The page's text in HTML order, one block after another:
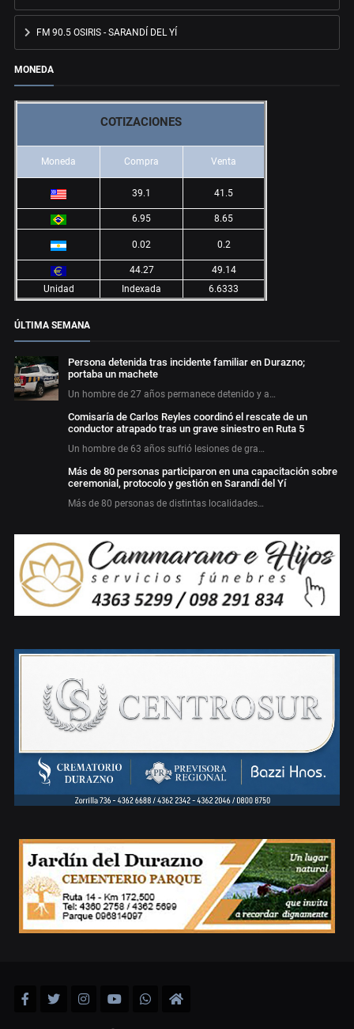
FM 90.5 OSIRIS - SARANDÍ DEL YÍ
MONEDA
COTIZACIONES
Moneda Compra Venta
39.1 41.5
6.95 8.65
0.02 0.2
44.27
49.14
Unidad
Indexada 6.6333
ÚLTIMA SEMANA
Persona detenida tras incidente familiar en Durazno;
portaba un machete
Un hombre de 27 años permanece detenido y a…
Comisaría de Carlos Reyles coordinó el rescate de un
conductor atrapado tras un grave siniestro en Ruta 5
Un hombre de 63 años sufrió lesiones de gra…
Más de 80 personas participaron en una capacitación sobre
ceremonial, protocolo y gestión en Sarandí del Yí
Más de 80 personas de distintas localidades…